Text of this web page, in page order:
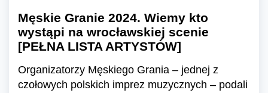
Męskie Granie 2024. Wiemy kto
wystąpi na wrocławskiej scenie
[PEŁNA LISTA ARTYSTÓW]
Organizatorzy Męskiego Grania – jednej z
czołowych polskich imprez muzycznych – podali